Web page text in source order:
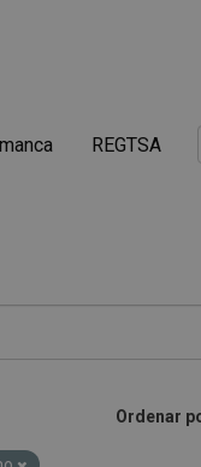
REGTSA
Ordenar